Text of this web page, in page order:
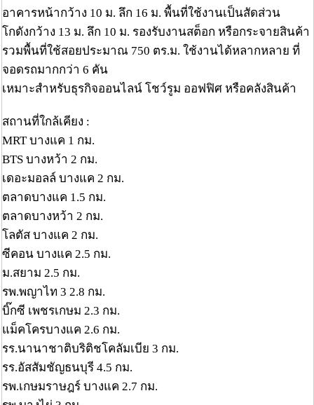
อาคารหน้ากว้าง 10 ม. ลึก 16 ม. พื้นที่ใช้งานเป็นสัดส่วน
โกดังกว้าง 13 ม. ลึก 10 ม. รองรับงานสต็อก หรือกระจายสินค้า
รวมพื้นที่ใช้สอยประมาณ 750 ตร.ม. ใช้งานได้หลากหลาย ที่
จอดรถมากกว่า 6 คัน
เหมาะสำหรับธุรกิจออนไลน์ โชว์รูม ออฟฟิศ หรือคลังสินค้า
สถานที่ใกล้เคียง :
MRT บางแค 1 กม.
BTS บางหว้า 2 กม.
เดอะมอลล์ บางแค 2 กม.
ตลาดบางแค 1.5 กม.
ตลาดบางหว้า 2 กม.
โลตัส บางแค 2 กม.
ซีคอน บางแค 2.5 กม.
ม.สยาม 2.5 กม.
รพ.พญาไท 3 2.8 กม.
บิ๊กซี เพชรเกษม 2.3 กม.
แม็คโครบางแค 2.6 กม.
รร.นานาชาติบริติชโคลัมเบีย 3 กม.
รร.อัสสัมชัญธนบุรี 4.5 กม.
รพ.เกษมราษฎร์ บางแค 2.7 กม.